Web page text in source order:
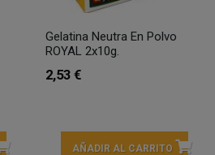
Gelatina Neutra En Polvo
ROYAL 2x10g.
2,53 €
AÑADIR AL CARRITO